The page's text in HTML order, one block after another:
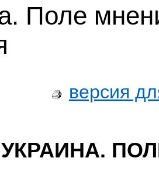
Поле
версия
УКРАИНА.